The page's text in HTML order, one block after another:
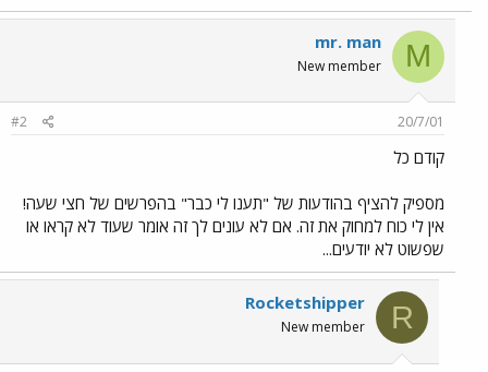
M
mr. man
New member
20/7/01
#2
קודם כל
מספיק להציף בהודעות של "תענו לי כבר" בהפרשים של חצי שעה!
אין לי כוח למחוק את זה. אם לא עונים לך זה אומר שעוד לא קראו או
שפשוט לא יודעים...
R
Rocketshipper
New member